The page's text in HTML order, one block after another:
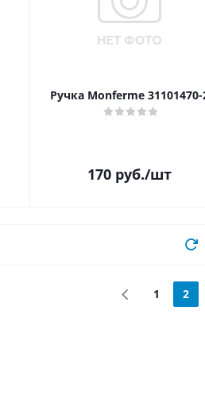
Ручка Monferme 31101470-
170руб./шт
1 2